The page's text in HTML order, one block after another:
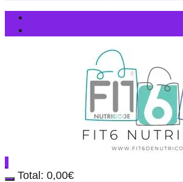
Total: 0,00€